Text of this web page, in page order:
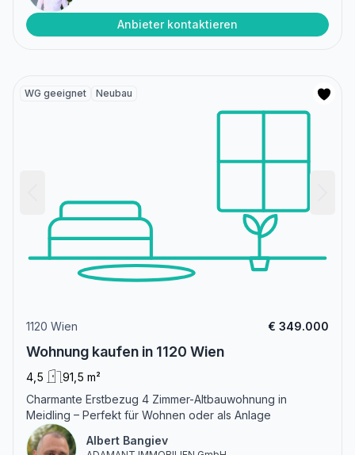
Anbieter kontaktieren
WG geeignet Neubau
1120 Wien € 349.000
Wohnung kaufen in 1120 Wien
4,5
91,5 m²
Charmante Erstbezug 4 Zimmer-Altbauwohnung in
Meidling – Perfekt für Wohnen oder als Anlage
Albert Bangiev